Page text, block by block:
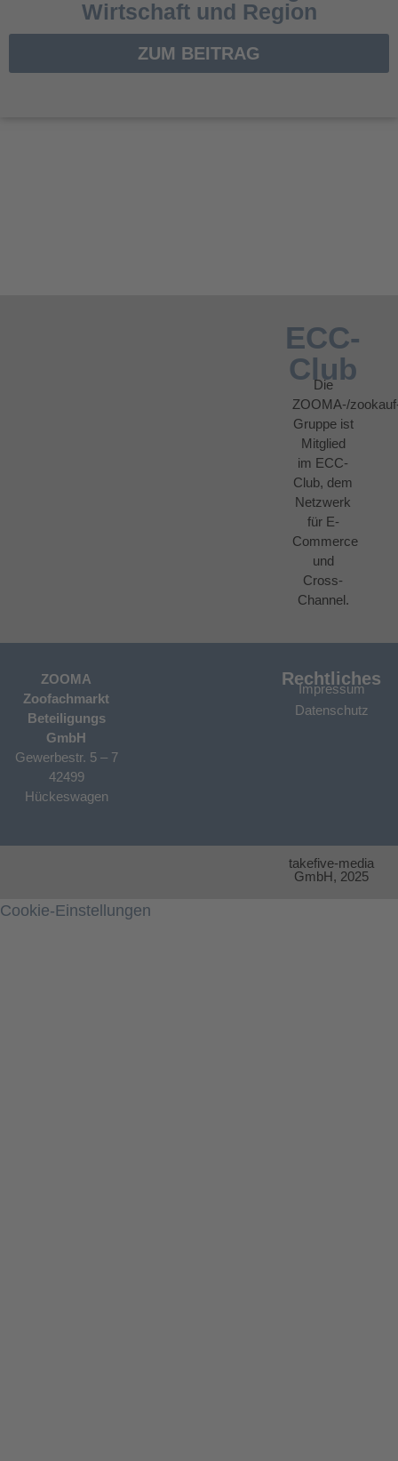
Wirtschaft und Region
ZUM BEITRAG
ECC-
Club
Die
ZOOMA-/
Gruppe ist
Mitglied
im ECC-
Club, dem
Netzwerk
für E-
Commerce
und
Cross-
Channel.
ZOOMA
Zoofachmarkt
Beteiligungs
GmbH
Gewerbestr. 5 – 7
42499
Hückeswagen
Rechtliches
Impressum
Datenschutz
takefive-media
GmbH, 2025
Cookie-Einstellungen